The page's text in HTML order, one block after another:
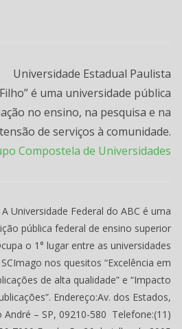
Universidade Estadual Paulista
é uma universidade pública
no ensino, na pesquisa e na
de serviços à comunidade.
Compostela de Universidades
A Universidade Federal do ABC é uma
pública federal de ensino superior
o 1° lugar entre as universidades
nos quesitos “Excelência em
de alta qualidade” e “Impacto
Endereço:Av. dos Estados,
– SP, 09210-580 Telefone:(11)